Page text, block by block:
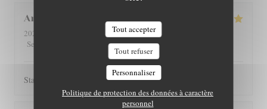
Tout accepter
Tout refuser
Personnaliser
Politique de protection des données à caractère
personnel
Angie
2026-07-31
- 12:00 - Couverts 2
Service
4/5 Cuisine:4/5
Staff is really friendly and food is nicely served.